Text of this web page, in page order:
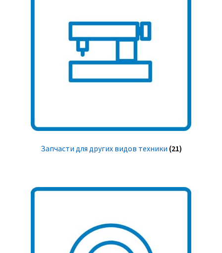
Запчасти для других видов техники (21)